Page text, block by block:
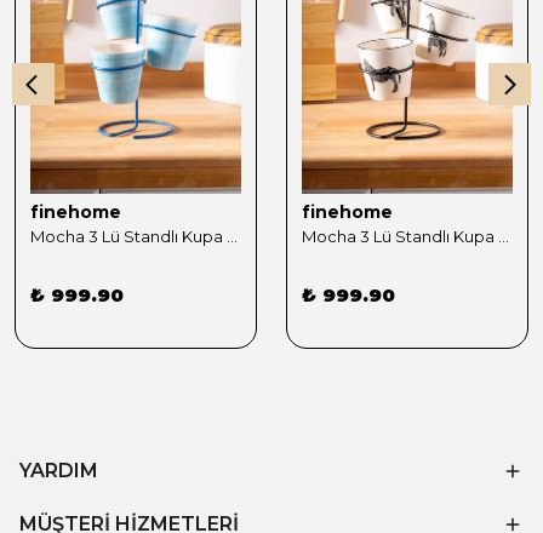
finehome
₺ 999.90
finehome
₺ 999.90
YARDIM
MÜŞTERİ HİZMETLERİ